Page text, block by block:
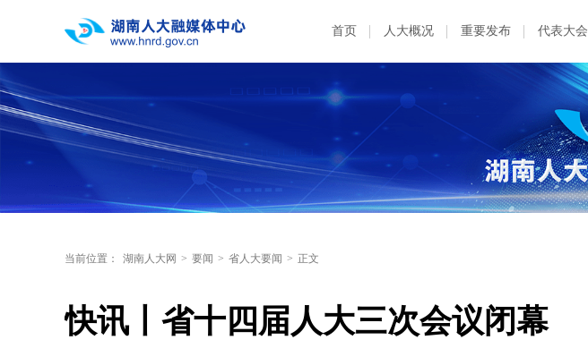
首页 人大概况 重要发布 代表大会
当前位置： 湖南人大网 > 要闻 > 省人大要闻 > 正文
快讯丨省十四届人大三次会议闭幕